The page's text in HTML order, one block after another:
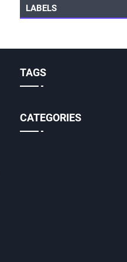
LABELS
TAGS
CATEGORIES